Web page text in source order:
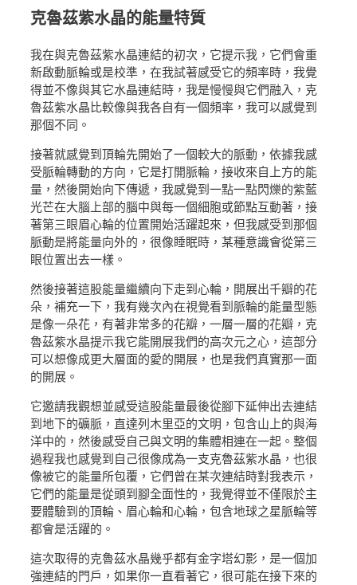
克魯茲紫水晶的能量特質
我在與克魯茲紫水晶連結的初次，它提示我，它們會重
新啟動脈輪或是校準，在我試著感受它的頻率時，我覺
得並不像與其它水晶連結時，我是慢慢與它們融入，克
魯茲紫水晶比較像與我各自有一個頻率，我可以感覺到
那個不同。
接著就感覺到頂輪先開始了一個較大的脈動，依據我感
受脈輪轉動的方向，它是打開脈輪，接收來自上方的能
量，然後開始向下傳遞，我感覺到一點一點閃爍的紫藍
光芒在大腦上部的腦中與每一個細胞或節點互動著，接
著第三眼眉心輪的位置開始活躍起來，但我感受到那個
脈動是將能量向外的，很像睡眠時，某種意識會從第三
眼位置出去一樣。
然後接著這股能量繼續向下走到心輪，開展出千瓣的花
朵，補充一下，我有幾次內在視覺看到脈輪的能量型態
是像一朵花，有著非常多的花瓣，一層一層的花瓣，克
魯茲紫水晶提示我它能開展我們的高次元之心，這部分
可以想像成更大層面的愛的開展，也是我們真實那一面
的開展。
它邀請我觀想並感受這股能量最後從腳下延伸出去連結
到地下的礦脈，直達列木里亞的文明，包含山上的與海
洋中的，然後感受自己與文明的集體相連在一起。整個
過程我也感覺到自己很像成為一支克魯茲紫水晶，也很
像被它的能量所包覆，它們曾在某次連結時對我表示，
它們的能量是從頭到腳全面性的，我覺得並不僅限於主
要體驗到的頂輪、眉心輪和心輪，包含地球之星脈輪等
都會是活躍的。
這次取得的克魯茲水晶幾乎都有金字塔幻影，是一個加
強連結的門戶，如果你一直看著它，很可能在接下來的